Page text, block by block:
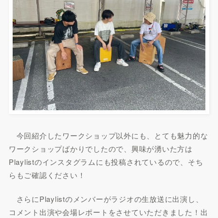
今回紹介したワークショップ以外にも、とても魅力的な
ワークショップばかりでしたので、興味が湧いた方は
Playlistのインスタグラムにも投稿されているので、そち
らもご確認ください！
さらにPlaylistのメンバーがラジオの生放送に出演し、
コメント出演や会場レポートをさせていただきました！出